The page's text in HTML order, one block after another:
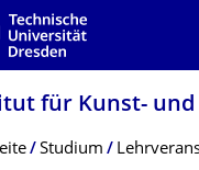
für Kunst-
Menü
Studium